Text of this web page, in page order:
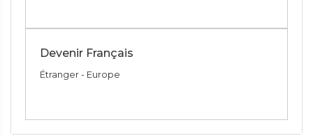
Devenir Français
Étranger - Europe